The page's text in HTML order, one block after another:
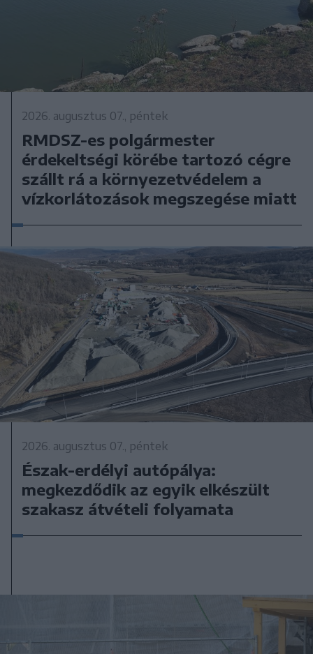
2026. augusztus 07., péntek
RMDSZ-es polgármester
érdekeltségi körébe tartozó cégre
szállt rá a környezetvédelem a
vízkorlátozások megszegése miatt
2026. augusztus 07., péntek
Észak-erdélyi autópálya:
megkezdődik az egyik elkészült
szakasz átvételi folyamata